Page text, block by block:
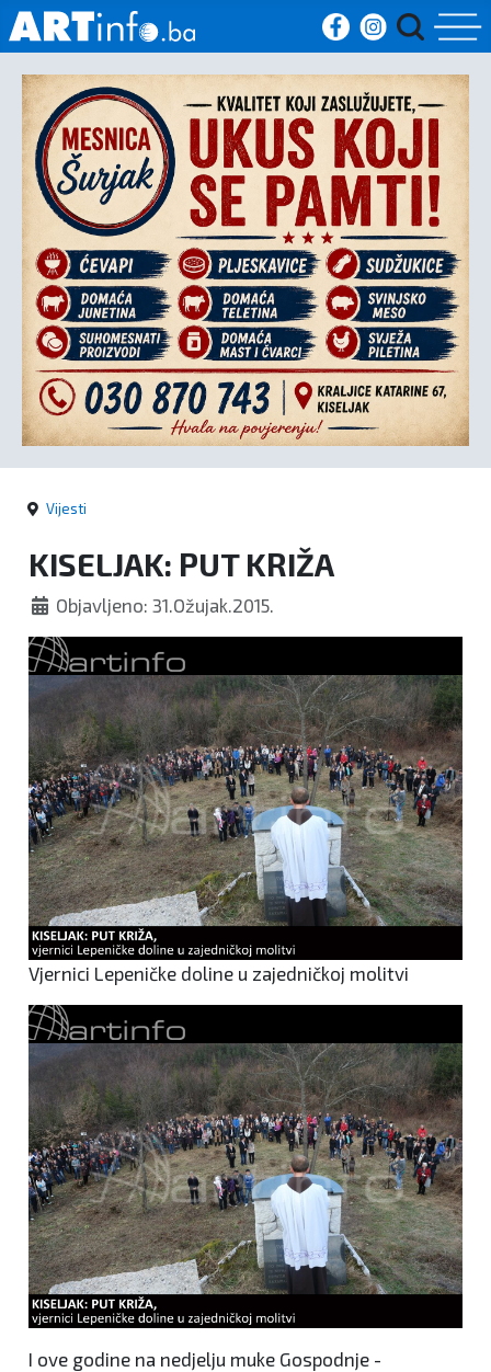
Početna
Vijesti
Sport
Kultura
Crna
kronika
Politika
Vijesti
KISELJAK: PUT KRIŽA
Objavljeno: 31.Ožujak.2015.
Vjernici Lepeničke doline u zajedničkoj molitvi
I ove godine na nedjelju muke Gospodnje -